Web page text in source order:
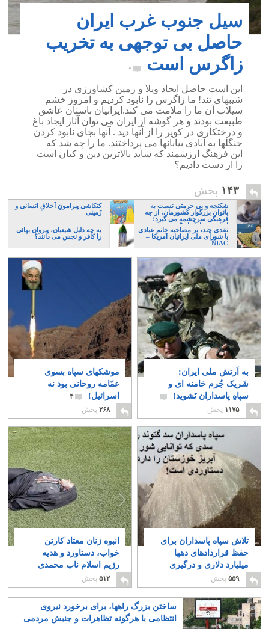
سیل جنوب غرب ایران
حاصل بی توجهی به تخریب
زاگرس است
۰
این است حاصل ایجاد ویلا و زمین کشاورزی در
شیبهای تند! ما زاگرس را نابود کردیم و امروز خشم
سیلاب آن ما را ملامت می کند.ایرانیان باستان عاشق
طبیعت بودند و هر گوشه از ایران می توان آثار ایجاد باغ
و درختکاری در کویر را از آنها دید . آنها بجای نابود کردن
جنگلها به آبادی بیابانها می پرداختند. ما را چه شد که
این فرهنگ ارزشمند که شاید بالاترین دین و کیان است
را از دست دادیم؟
۱۴۳ پخش
شکنجه و بی حرمتی نسبت به
بانوان بزرگوار کشورمان، از چه
فرهنگی سرچشمه می گیرد؛
ایرانی، و یا تازیان؟
کنکاشی پیرامونِ اَخلاقِ انسانی و
زَمینی
نقدی چند، بر مصاحبه خانم عبادی
با شورای ملی ایرانیان آمریکا –
NIAC
به چه دلیل شیعیان، پیروان بهائی
را کافر و نجس می دانند؟
به اَرتش ملی ایران:
شَریک جُرم خامنه ای و
سپاهِ پاسداران نَشوید!
۱۱۷۵ پخش
موشکهای سپاه بسوی
عمّامه روحانی بود نه
اسرائیل!
۴
۲۶۸ پخش
تلاش سپاه پاسداران برای
حفظ قراردادهای دهها
میلیارد دلاری و درگیری
پشت پرده با روحانی
۵۵۹ پخش
انبوه زنان معتاد کارتن
خواب، دستاورد و هدیه
رژیم اسلام ناب محمدی
۶
۵۱۲ پخش
ساختن بزرگ راهها، برای برخورد نیروی
انتظامی با هرگونه تظاهرات و جنبش مردمی